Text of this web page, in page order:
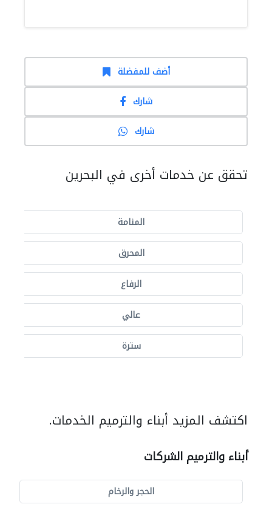
أضف للمفضلة
شارك
شارك
تحقق عن خدمات أخرى في البحرين
المنامة
المحرق
الرفاع
عالي
سترة
اكتشف المزيد أبناء والترميم الخدمات.
أبناء والترميم الشركات
الحجر والرخام